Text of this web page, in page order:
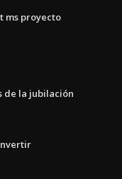
ms proyecto
de la jubilación